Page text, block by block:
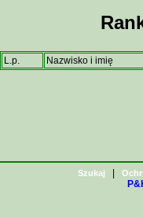
L.p. Nazwisko i imię
Szukaj